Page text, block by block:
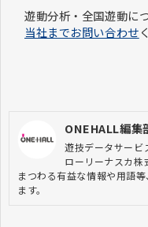
遊動分析・全国遊動に
当社までお問い合わせ
ONEHALL編集
遊技データサービ
ローリーナスカ株
まつわる有益な情報や用語
ます。